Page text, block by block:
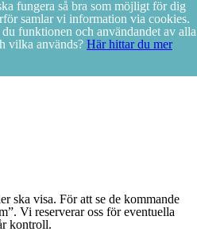
fungera så bra som möjligt för dig
samlar vi information via cookies.
funktionen och användandet av alla
vilka används? Här hittar du mer
ska visa. För att se de kommande
Vi reserverar oss för eventuella
kontroll.